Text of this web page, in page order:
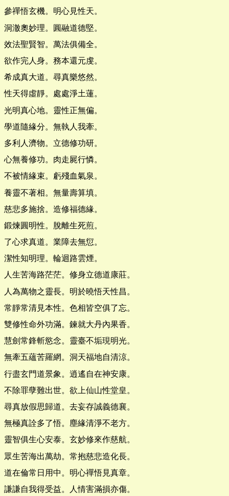
參禪悟玄機。明心見性天。
洞澈奧妙理。圓融道德堅。
效法聖賢智。萬法俱備全。
欲作完人身。務本還元虔。
希成真大道。尋真樂悠然。
性天得虛靜。處處淨土蓮。
光明真心地。靈性正無偏。
學道隨緣分。無執人我牽。
多利人濟物。立德修功研。
心無養修功。肉走屍行憐。
不被情緣束。虧殘血氣泉。
養靈不著相。無量壽算填。
慈悲多施捨。造修福德緣。
鍛煉圓明性。脫離生死煎。
了心求真道。業障去無愆。
潔性知明理。輪迴路雲煙。
人生苦海路茫茫。修身立德道康莊。
人為萬物之靈長。明於曉悟天性昌。
常靜常清見本性。色相皆空俱了忘。
雙修性命外功滿。鍊就大丹內果香。
慧劍常鋒斬慾念。靈臺不垢現明光。
無牽五蘊苦羅網。洞天福地自清涼。
行盡玄門道景象。逍遙自在神安康。
不除罪孽難出世。欲上仙山性堂皇。
尋真放假思歸道。去妄存誠義德襄。
無極真詮多了悟。塵緣清淨不老方。
靈智俱生心安泰。玄妙修來作慈航。
眾生苦海出萬劫。常抱慈悲造化長。
道在倫常日用中。明心禪悟見真章。
謙謙自我得受益。人情害滿損亦傷。